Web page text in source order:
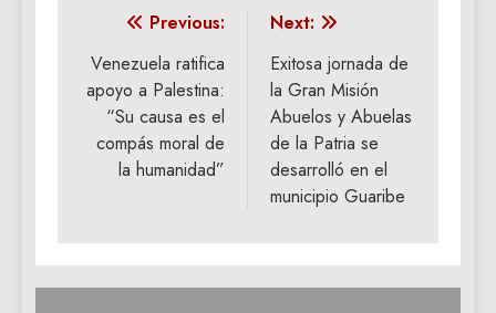
Navegación
de
entradas
Previous:
Venezuela ratifica
apoyo a Palestina:
“Su causa es el
compás moral de
la humanidad”
Next:
Exitosa jornada de
la Gran Misión
Abuelos y Abuelas
de la Patria se
desarrolló en el
municipio Guaribe